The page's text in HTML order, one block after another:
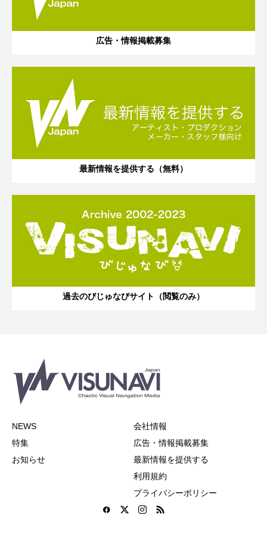
広告・情報掲載募集
最新情報を提供する（無料）
過去のびじゅなびサイト（閲覧のみ）
NEWS
特集
お知らせ
会社情報
広告・情報掲載募集
最新情報を提供する
利用規約
プライバシーポリシー